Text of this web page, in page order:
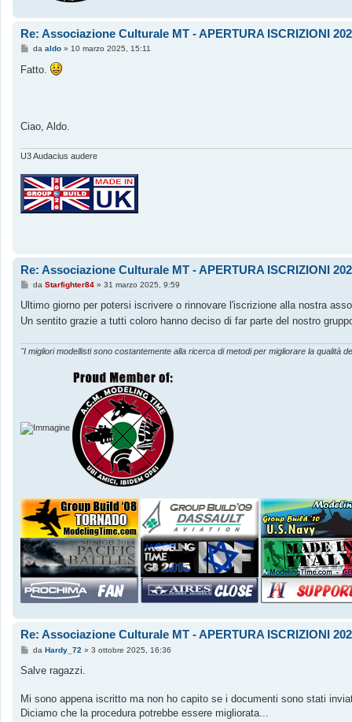
Re: Associazione Culturale MT - APERTURA ISCRIZIONI
M
s
s
o
da aldo» 10 marzo 2025, 15:11
Fatto.
Ciao, Aldo.
U3 Audacius audere
Re: Associazione Culturale MT - APERTURA ISCRIZIONI
M
s
a
i
da Starfighter84» 31 marzo 2025, 9:59
Ultimo giorno per potersi iscrivere o rinnovare l'iscrizione alla nostra
Un sentito grazie a tutti coloro hanno deciso di far parte del nostro
"I migliori modellisti sono costantemente alla ricerca di metodi per migliorare la qualità
Re: Associazione Culturale MT - APERTURA ISCRIZIONI
M
s
g
i
da Hardy_72 » 3 ottobre 2025, 16:36
Salve ragazzi.
Mi sono appena iscritto ma non ho capito se i documenti sono stati
Diciamo che la procedura potrebbe essere migliorata...